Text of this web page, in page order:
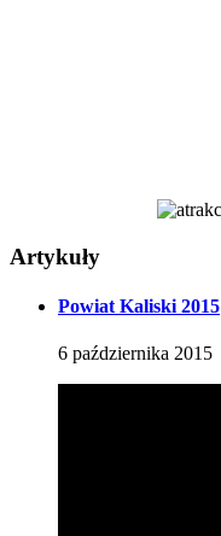
Artykuły
Powiat Kaliski 2015
6 października 2015